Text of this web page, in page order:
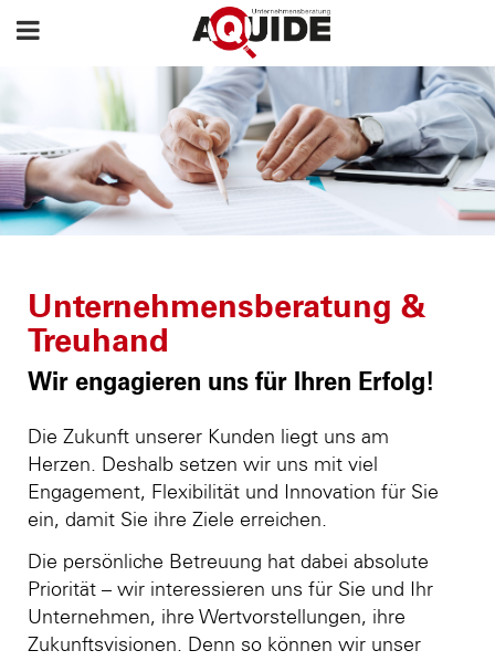
Unternehmensberatung &
Treuhand
Wir engagieren uns für Ihren Erfolg!
Die Zukunft unserer Kunden liegt uns am
Herzen. Deshalb setzen wir uns mit viel
Engagement, Flexibilität und Innovation für Sie
ein, damit Sie ihre Ziele erreichen.
Die persönliche Betreuung hat dabei absolute
Priorität – wir interessieren uns für Sie und Ihr
Unternehmen, ihre Wertvorstellungen, ihre
Zukunftsvisionen. Denn so können wir unser